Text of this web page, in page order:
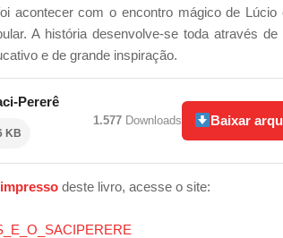
acontecer com o encontro mágico de Lúcio
A história desenvolve-se toda através de
e de grande inspiração.
Pererê
KB
1.577 Downloads Baixar
deste livro, acesse o site: